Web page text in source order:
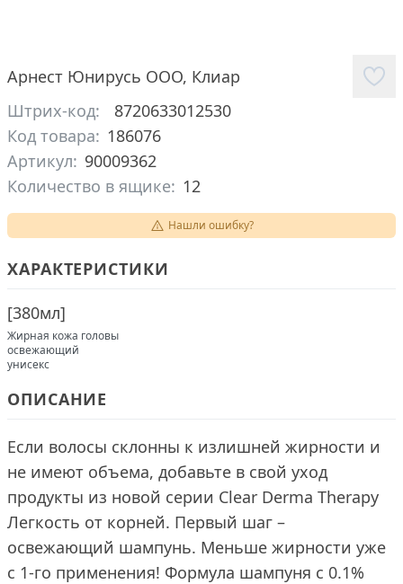
Арнест Юнирусь ООО, Клиар
Штрих-код:
8720633012530
Код товара: 186076
Артикул: 90009362
Количество в ящике: 12
Нашли ошибку?
ХАРАКТЕРИСТИКИ
[380мл]
Жирная кожа головы
освежающий
унисекс
ОПИСАНИЕ
Если волосы склонны к излишней жирности и
не имеют объема, добавьте в свой уход
продукты из новой серии Clear Derma Therapy
Легкость от корней. Первый шаг –
освежающий шампунь. Меньше жирности уже
с 1-го применения! Формула шампуня с 0.1%